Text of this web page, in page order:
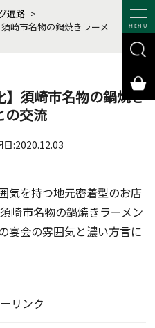
MENU
遍路 >
崎市名物の鍋焼きラーメ
】須崎市名物の鍋焼き
の交流
日:2020.12.03
気を持つ地元密着型のお店
崎市名物の鍋焼きラーメン
宴会の雰囲気と濃い方言に
リンク